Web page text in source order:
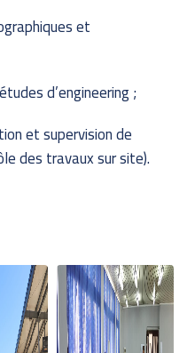
et
d’engineering ;
et supervision de
des travaux sur site).